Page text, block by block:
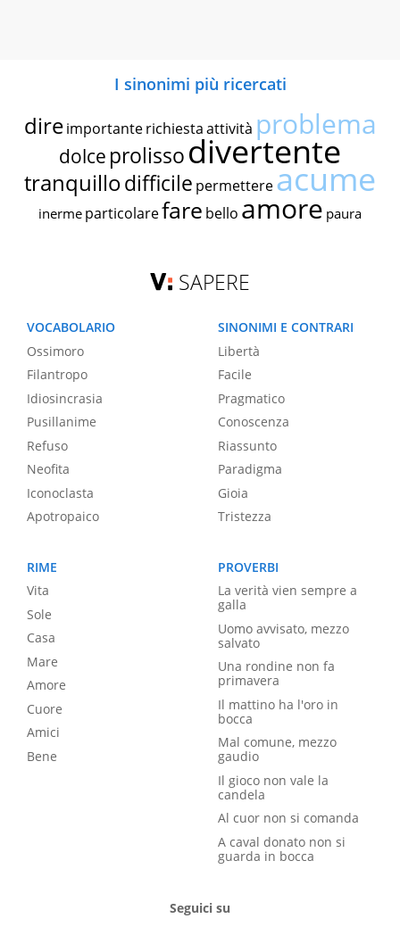
I sinonimi più ricercati
dire importante richiestaattività problema
dolce prolissodivertente
tranquillodifficile permettereacume
inerme particolarefare bello amore paura
SAPERE
VOCABOLARIO
Ossimoro
Filantropo
Idiosincrasia
Pusillanime
Refuso
Neofita
Iconoclasta
Apotropaico
SINONIMI E CONTRARI
Libertà
Facile
Pragmatico
Conoscenza
Riassunto
Paradigma
Gioia
Tristezza
RIME
Vita
Sole
Casa
Mare
Amore
Cuore
Amici
Bene
PROVERBI
La verità vien sempre a
galla
Uomo avvisato, mezzo
salvato
Una rondine non fa
primavera
Il mattino ha l'oro in
bocca
Mal comune, mezzo
gaudio
Il gioco non vale la
candela
Al cuor non si comanda
A caval donato non si
guarda in bocca
Seguici su